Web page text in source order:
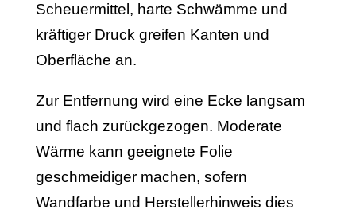
Scheuermittel, harte Schwämme und
kräftiger Druck greifen Kanten und
Oberfläche an.
Zur Entfernung wird eine Ecke langsam
und flach zurückgezogen. Moderate
Wärme kann geeignete Folie
geschmeidiger machen, sofern
Wandfarbe und Herstellerhinweis dies